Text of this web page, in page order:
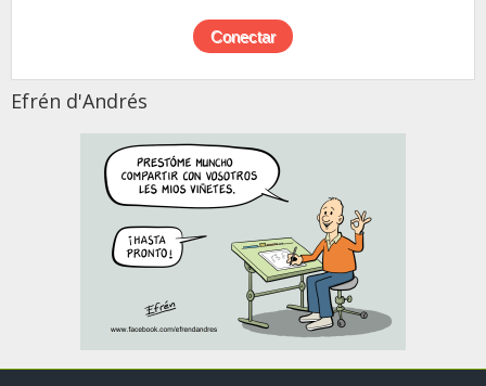
Efrén d'Andrés